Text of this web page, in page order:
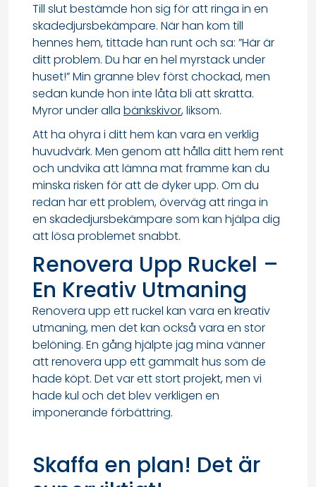
Till slut bestämde hon sig för att ringa in en
skadedjursbekämpare. När han kom till
hennes hem, tittade han runt och sa: ”Här är
ditt problem. Du har en hel myrstack under
huset!” Min granne blev först chockad, men
sedan kunde hon inte låta bli att skratta.
Myror under alla bänkskivor, liksom.
Att ha ohyra i ditt hem kan vara en verklig
huvudvärk. Men genom att hålla ditt hem rent
och undvika att lämna mat framme kan du
minska risken för att de dyker upp. Om du
redan har ett problem, överväg att ringa in
en skadedjursbekämpare som kan hjälpa dig
att lösa problemet snabbt.
Renovera Upp Ruckel –
En Kreativ Utmaning
Renovera upp ett ruckel kan vara en kreativ
utmaning, men det kan också vara en stor
belöning. En gång hjälpte jag mina vänner
att renovera upp ett gammalt hus som de
hade köpt. Det var ett stort projekt, men vi
hade kul och det blev verkligen en
imponerande förbättring.
Skaffa en plan! Det är